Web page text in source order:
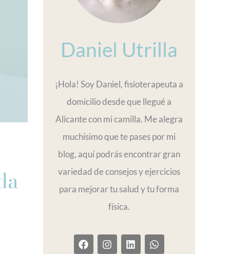
Daniel Utrilla
¡Hola! Soy Daniel, fisioterapeuta a
domicilio desde que llegué a
Alicante con mi camilla. Me alegra
muchísimo que te pases por mi
blog, aquí podrás encontrar gran
variedad de consejos y ejercicios
para mejorar tu salud y tu forma
física.
F
a
I
n
L
i
W
h